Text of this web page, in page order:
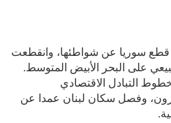
قطع سوريا عن شواطئها، وانقطعت
على البحر الأبيض المتوسط.
التبادل الاقتصادي
وفصل سكان لبنان عمدا عن